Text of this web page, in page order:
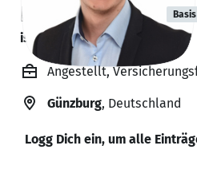
Daniel Chirica Basis
ist gesund und munter. 🥦
Angestellt,
Günzburg, Deutschland
Logg Dich ein, um alle